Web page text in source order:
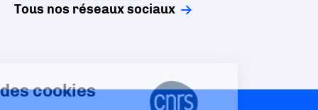
Tous nos réseaux sociaux
Gestion des cookies